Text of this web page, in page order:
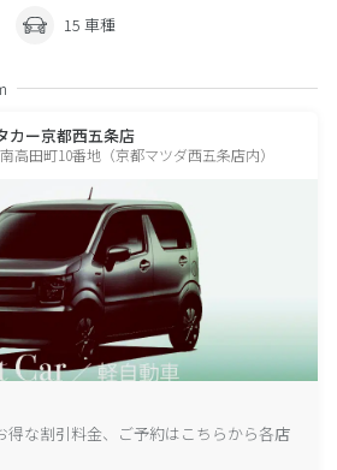
15 車種
カー京都西五条店
高田町10番地（京都マツダ西五条店内）
得な割引料金、ご予約はこちらから各店